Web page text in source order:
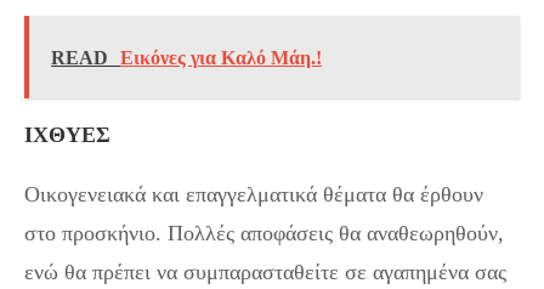
READ Εικόνες για Καλό Μάη.!
ΙΧΘΥΕΣ
Οικογενειακά και επαγγελματικά θέματα θα έρθουν
στο προσκήνιο. Πολλές αποφάσεις θα αναθεωρηθούν,
ενώ θα πρέπει να συμπαρασταθείτε σε αγαπημένα σας